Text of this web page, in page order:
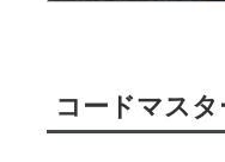
コードマス